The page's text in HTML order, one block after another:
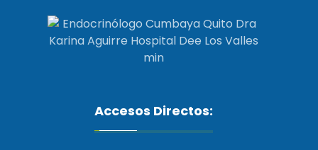
Accesos Directos: